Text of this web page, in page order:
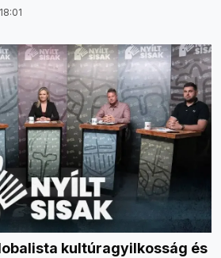
kultúragyilkosság és